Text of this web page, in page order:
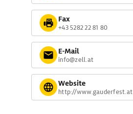
Fax
+43 5282 22 81 80
E-Mail
info@zell.at
Website
http://www.gauderfest.at